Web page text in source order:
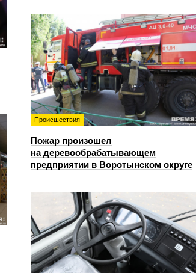
Происшествия
Пожар произошел
на деревообрабатывающем
предприятии в Воротынском округе